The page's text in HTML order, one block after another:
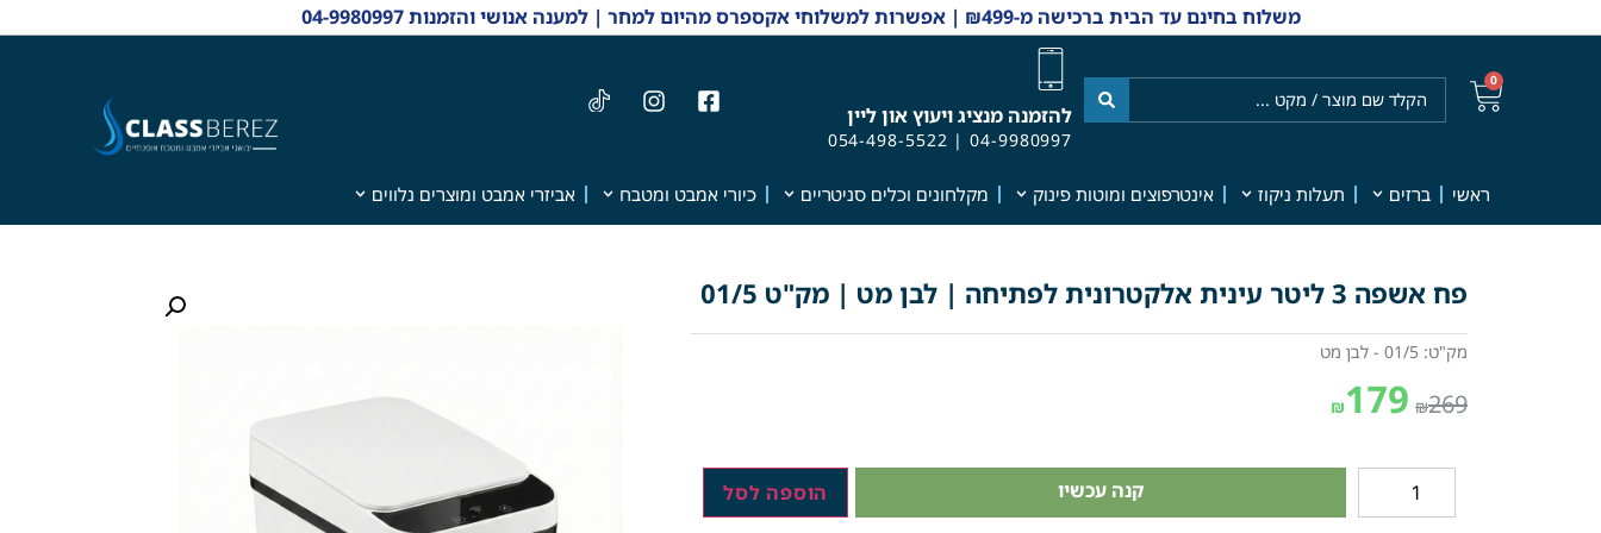
משלוח בחינם עד הבית ברכישה מ-₪499 | אפשרות למשלוחי אקספרס מהיום למחר | למענה אנושי והזמנות 04-9980997
0
להזמנה מנציג ויעוץ און ליין
04-9980997
|
054-498-5522
ראשי ברזים תעלות ניקוז אינטרפוצים ומוטות פינוק מקלחונים וכלים סניטריים כיורי אמבט ומטבח אביזרי אמבט ומוצרים נלווים
פח אשפה 3 ליטר עינית אלקטרונית לפתיחה | לבן מט | מק"ט 01/5
מק"ט: 01/5 - לבן מט
₪269
₪179
קנה עכשיו הוספה לסל